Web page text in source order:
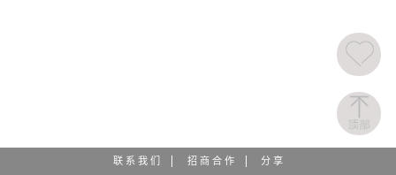
联 系 我 们 招 商 合 作 分 享